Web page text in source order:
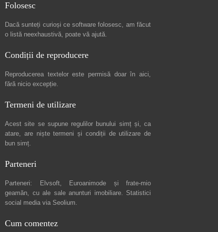
Folosesc
Dacă sunteți curioși ce software folosesc, am făcut
o listă neexhaustivă, poate vă ajută.
Condiții de reproducere
Reproducerea textelor este permisă doar în aici,
fără nicio excepție.
Termeni de utilizare
Acest site se supune regulilor bunului simț și, ca
atare, are niștetermeni și condiții de utilizare de
bun simț.
Parteneri
Parteneri: Elvsoft, Euroanimode și frate-mio
geamăn, cu ale sale anunturi imobiliare. Statistici
social media via Seolium.
Cum comentez